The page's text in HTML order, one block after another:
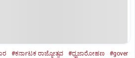
#ಕರ್ನಾಟಕ ರಾಜ್ಯೋತ್ಸವ #ಧ್ವಜಾರೋಹಣ
#gover